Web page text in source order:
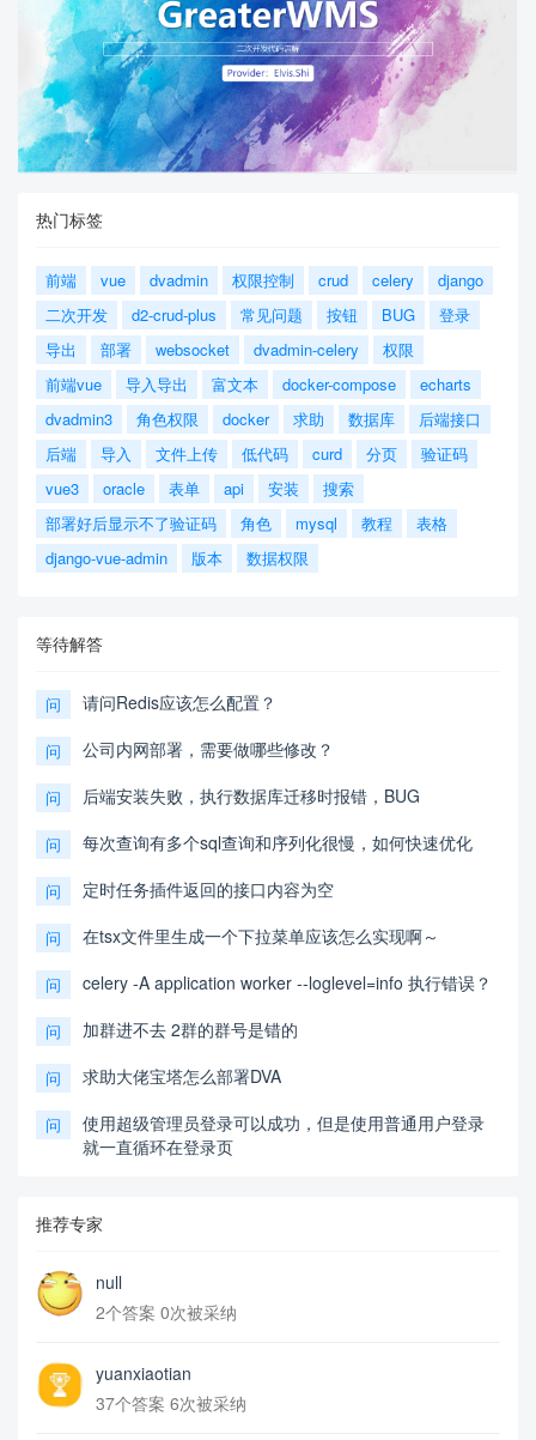
热门标签
前端 vue dvadmin 权限控制 crud celery
django
二次开发
d2-crud-plus 常见问题 按钮 BUG
登录
导出
部署 websocket dvadmin-celery
权限
前端vue
导入导出 富文本 docker-compose
echarts
dvadmin3
角色权限 docker 求助 数据库
后端接口
后端
导入 文件上传 低代码 curd 分页
验证码
vue3
oracle 表单 api 安装
搜索
部署好后显示不了验证码
角色 mysql 教程
表格
django-vue-admin
版本 数据权限
等待解答
问 请问Redis应该怎么配置？
问 公司内网部署，需要做哪些修改？
问 后端安装失败，执行数据库迁移时报错，BUG
问 每次查询有多个sql查询和序列化很慢，如何快速优化
问 定时任务插件返回的接口内容为空
问 在tsx文件里生成一个下拉菜单应该怎么实现啊～
问 celery -A application worker --loglevel=info 执行错误？
问 加群进不去 2群的群号是错的
问 求助大佬宝塔怎么部署DVA
问
使用超级管理员登录可以成功，但是使用普通用户登录
就一直循环在登录页
推荐专家
null
2个答案 0次被采纳
yuanxiaotian
37个答案 6次被采纳